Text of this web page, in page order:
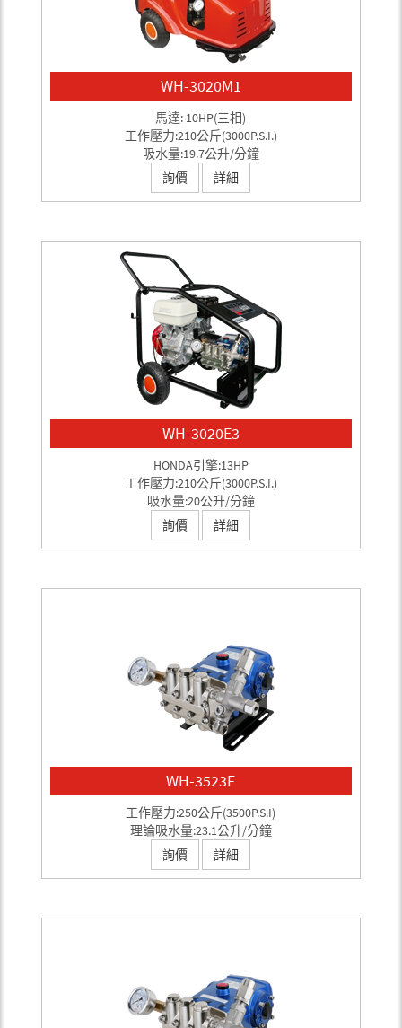
WH-3020M1
馬達: 10HP(三相)
工作壓力:210公斤(3000P.S.I.)
吸水量:19.7公升/分鐘
詢價
詳細
WH-3020E3
HONDA引擎:13HP
工作壓力:210公斤(3000P.S.I.)
吸水量:20公升/分鐘
詢價
詳細
WH-3523F
工作壓力:250公斤(3500P.S.I)
理論吸水量:23.1公升/分鐘
詢價
詳細